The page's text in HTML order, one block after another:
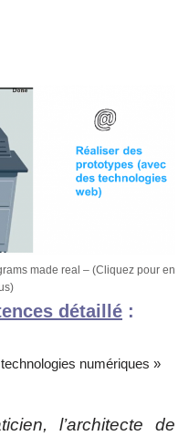
made real – (Cliquez pour en
détaillé :
numériques »
l’architecte de